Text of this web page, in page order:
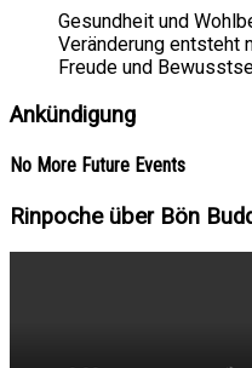
Gesundheit und
Veränderung entsteht
Freude und
Ankündigung
No More Future Events
Rinpoche über Bön